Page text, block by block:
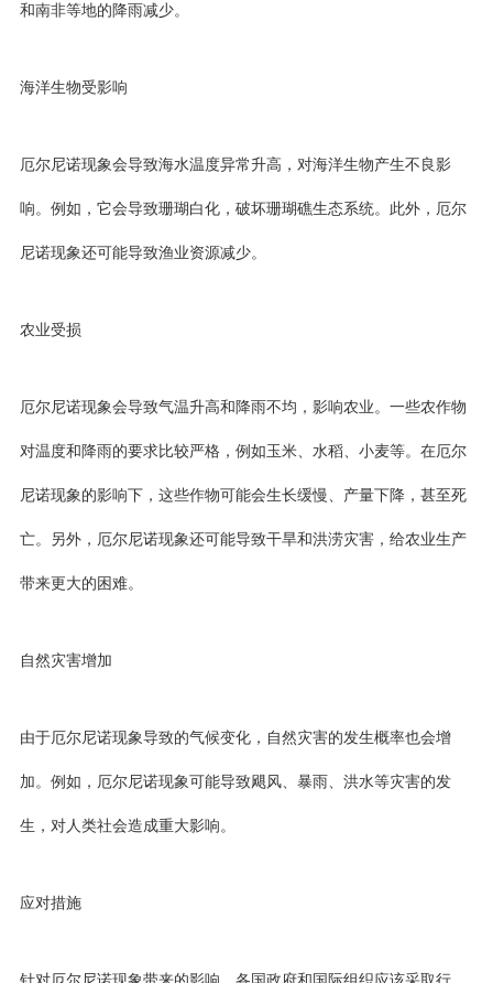
和南非等地的降雨减少。
海洋生物受影响
厄尔尼诺现象会导致海水温度异常升高，对海洋生物产生不良影
响。例如，它会导致珊瑚白化，破坏珊瑚礁生态系统。此外，厄尔
尼诺现象还可能导致渔业资源减少。
农业受损
厄尔尼诺现象会导致气温升高和降雨不均，影响农业。一些农作物
对温度和降雨的要求比较严格，例如玉米、水稻、小麦等。在厄尔
尼诺现象的影响下，这些作物可能会生长缓慢、产量下降，甚至死
亡。另外，厄尔尼诺现象还可能导致干旱和洪涝灾害，给农业生产
带来更大的困难。
自然灾害增加
由于厄尔尼诺现象导致的气候变化，自然灾害的发生概率也会增
加。例如，厄尔尼诺现象可能导致飓风、暴雨、洪水等灾害的发
生，对人类社会造成重大影响。
应对措施